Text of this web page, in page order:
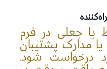
یا جعلی در فرم
یا مدارک پشتیبان
درخواست شود.